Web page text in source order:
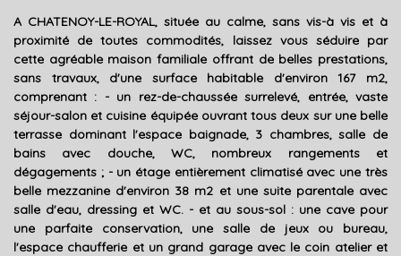
A CHATENOY-LE-ROYAL, située au calme, sans vis-à vis et à
proximité de toutes commodités, laissez vous séduire par
cette agréable maison familiale offrant de belles prestations,
sans travaux, d'une surface habitable d'environ 167 m2,
comprenant : - un rez-de-chaussée surrelevé, entrée, vaste
séjour-salon et cuisine équipée ouvrant tous deux sur une belle
terrasse dominant l'espace baignade, 3 chambres, salle de
bains avec douche, WC, nombreux rangements et
dégagements ; - un étage entièrement climatisé avec une très
belle mezzanine d'environ 38 m2 et une suite parentale avec
salle d'eau, dressing et WC. - et au sous-sol : une cave pour
une parfaite conservation, une salle de jeux ou bureau,
l'espace chaufferie et un grand garage avec le coin atelier et